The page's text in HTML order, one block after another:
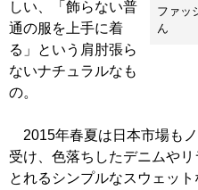
ファッ
ん
しい、「飾らない普
通の服を上手に着
る」という肩肘張ら
ないナチュラルなも
の。
2015年春夏は日本市場も
受け、色落ちしたデニムや
とれるシンプルなスウェッ